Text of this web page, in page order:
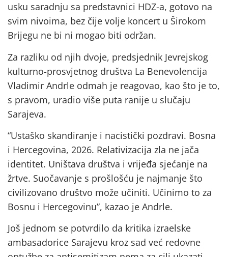
usku saradnju sa predstavnici HDZ-a, gotovo na
svim nivoima, bez čije volje koncert u Širokom
Brijegu ne bi ni mogao biti održan.
Za razliku od njih dvoje, predsjednik Jevrejskog
kulturno-prosvjetnog društva La Benevolencija
Vladimir Andrle odmah je reagovao, kao što je to,
s pravom, uradio više puta ranije u slučaju
Sarajeva.
“Ustaško skandiranje i nacistički pozdravi. Bosna
i Hercegovina, 2026. Relativizacija zla ne jača
identitet. Uništava društva i vrijeđa sjećanje na
žrtve. Suočavanje s prošlošću je najmanje što
civilizovano društvo može učiniti. Učinimo to za
Bosnu i Hercegovinu”, kazao je Andrle.
Još jednom se potvrdilo da kritika izraelske
ambasadorice Sarajevu kroz sad već redovne